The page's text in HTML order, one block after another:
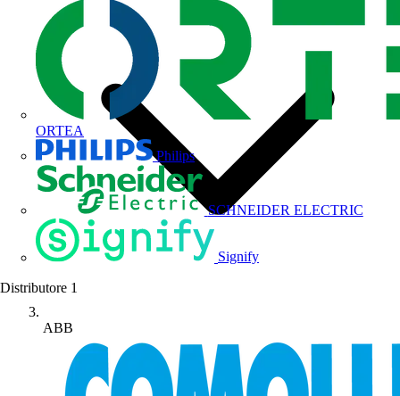
ORTEA
Philips
SCHNEIDER ELECTRIC
Signify
Distributore 1
ABB